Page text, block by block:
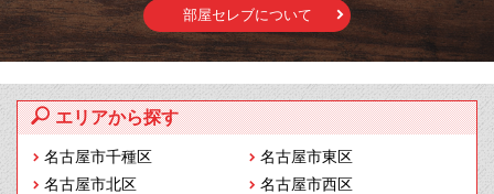
部屋セレブについて
エリアから探す
名古屋市千種区
名古屋市東区
名古屋市北区
名古屋市西区